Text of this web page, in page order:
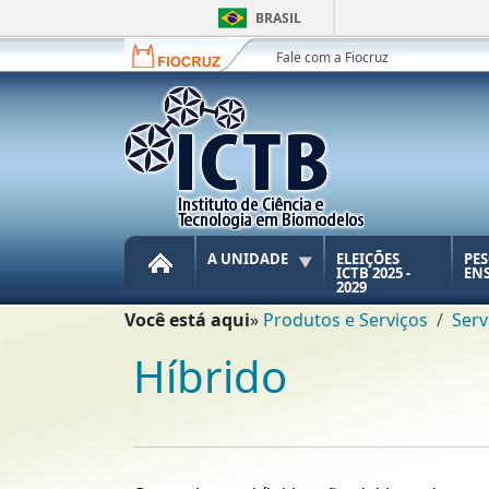
Ir para o conteúdo [1]
Ir para o menu [2]
Ir para a Busca [3]
BRASIL
Fale com a Fiocruz
INÍCIO A UNIDADE ELEIÇÕES
ICTB 2025 -
2029
Trilha de navegação
Você está aqui Produtos e Serviços
Híbrido